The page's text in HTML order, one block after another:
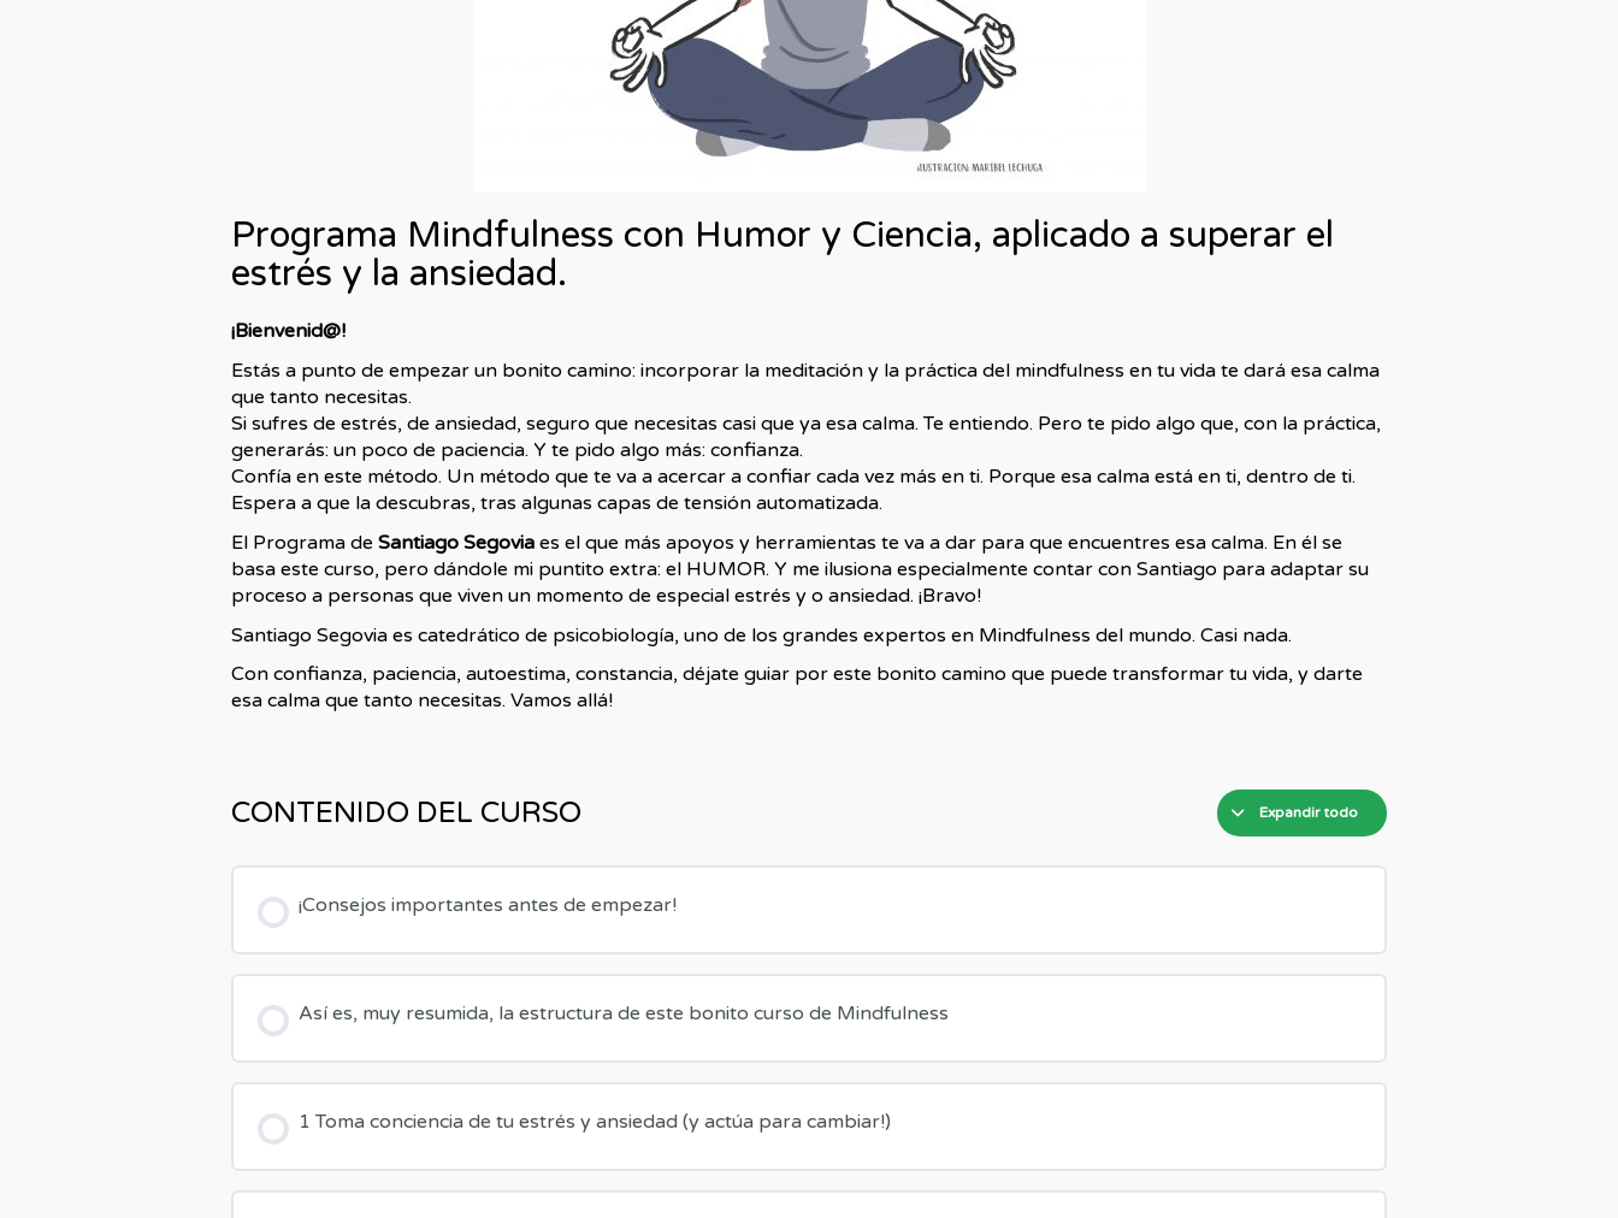
Programa Mindfulness con Humor y Ciencia, aplicado a superar el
estrés y la ansiedad.
¡Bienvenid@!
Estás a punto de empezar un bonito camino: incorporar la meditación y la práctica del mindfulness en tu vida te dará esa calma
que tanto necesitas.
Si sufres de estrés, de ansiedad, seguro que necesitas casi que ya esa calma. Te entiendo. Pero te pido algo que, con la práctica,
generarás: un poco de paciencia. Y te pido algo más: confianza.
Confía en este método. Un método que te va a acercar a confiar cada vez más en ti. Porque esa calma está en ti, dentro de ti.
Espera a que la descubras, tras algunas capas de tensión automatizada.
El Programa de Santiago Segovia es el que más apoyos y herramientas te va a dar para que encuentres esa calma. En él se
basa este curso, pero dándole mi puntito extra: el HUMOR. Y me ilusiona especialmente contar con Santiago para adaptar su
proceso a personas que viven un momento de especial estrés y o ansiedad. ¡Bravo!
Santiago Segovia es catedrático de psicobiología, uno de los grandes expertos en Mindfulness del mundo. Casi nada.
Con confianza, paciencia, autoestima, constancia, déjate guiar por este bonito camino que puede transformar tu vida, y darte
esa calma que tanto necesitas. Vamos allá!
CONTENIDO DEL CURSO Expandir todo
¡Consejos importantes antes de empezar!
Así es, muy resumida, la estructura de este bonito curso de Mindfulness
1 Toma conciencia de tu estrés y ansiedad (y actúa para cambiar!)